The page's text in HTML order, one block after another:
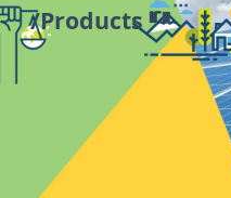
/Products▘▘